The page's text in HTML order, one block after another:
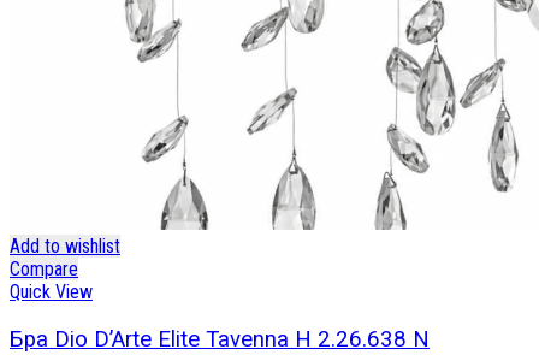
Add to wishlist
Compare
Quick View
Бра Dio D’Arte Elite Tavenna H 2.26.638 N